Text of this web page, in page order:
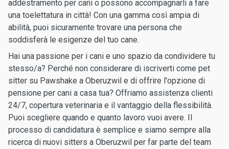
addestramento per cani o possono accompagnarli a fare
una toelettatura in città! Con una gamma così ampia di
abilità, puoi sicuramente trovare una persona che
soddisferà le esigenze del tuo cane.
Hai una passione per i cani e uno spazio da condividere tu
stesso/a? Perché non considerare di iscriverti come pet
sitter su Pawshake a Oberuzwil e di offrire l'opzione di
pensione per cani a casa tua? Offriamo assistenza clienti
24/7, copertura veterinaria e il vantaggio della flessibilità.
Puoi scegliere quando e quanto lavoro vuoi avere. Il
processo di candidatura è semplice e siamo sempre alla
ricerca di nuovi sitters a Oberuzwil per far parte del team